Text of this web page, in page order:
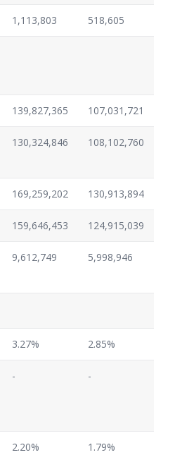
1,113,803 518,605
139,827,365 107,031,721
130,324,846 108,102,760
169,259,202 130,913,894
159,646,453 124,915,039
9,612,749 5,998,946
3.27% 2.85%
- -
2.20% 1.79%